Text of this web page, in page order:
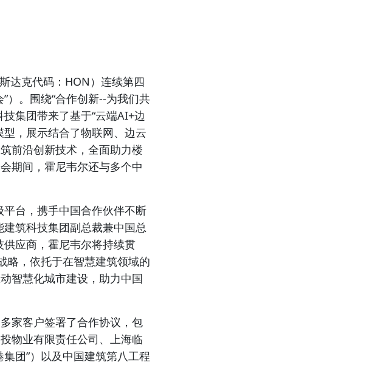
达克代码：HON ）连续第四
）。围绕“合作创新--为我们共
集团带来了基于“云端AI+边
，展示结合了物联网、边云
前沿创新技术，全面助力楼
期间，霍尼韦尔还与多个中
台，携手中国合作伙伴不断
筑科技集团副总裁兼中国总
供应商，霍尼韦尔将持续贯
略，依托于在智慧建筑领域的
智慧化城市建设，助力中国
家客户签署了合作协议，包
物业有限责任公司、上海临
团”）以及中国建筑第八工程